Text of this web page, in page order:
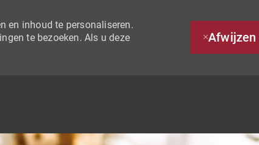
en inhoud te personaliseren.
te bezoeken. Als u deze
Afwijzen